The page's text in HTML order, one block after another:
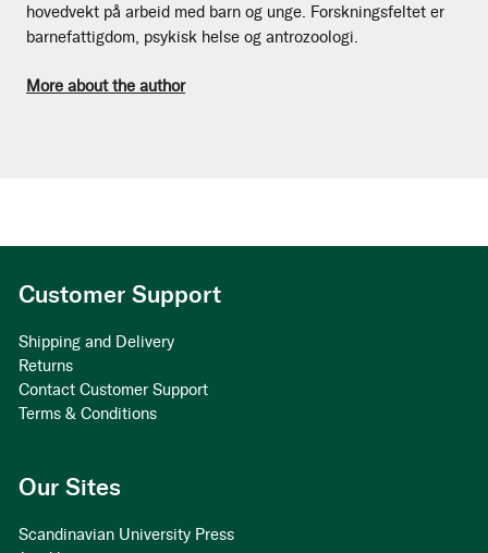
hovedvekt på arbeid med barn og unge. Forskningsfeltet er
barnefattigdom, psykisk helse og antrozoologi.
More about the author
Customer Support
Shipping and Delivery
Returns
Contact Customer Support
Terms & Conditions
Our Sites
Scandinavian University Press